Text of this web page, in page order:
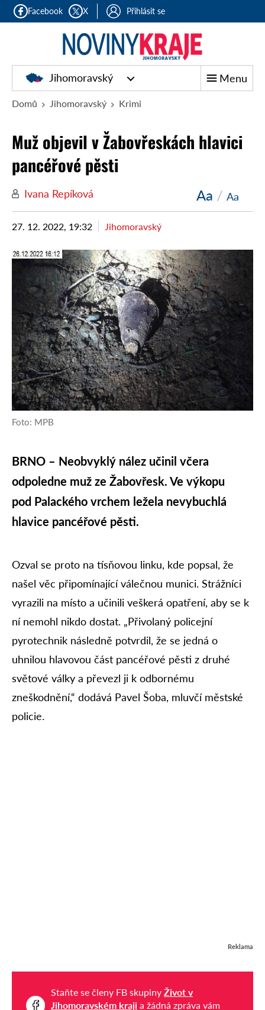
Facebook X Přihlásit se
Jihomoravský Menu
Domů Jihomoravský Krimi
Muž objevil v Žabovřeskách hlavici
pancéřové pěsti
Ivana Repíková Aa / Aa
27. 12. 2022, 19:32 Jihomoravský
Foto: MPB
BRNO – Neobvyklý nález učinil včera
odpoledne muž ze Žabovřesk. Ve výkopu
pod Palackého vrchem ležela nevybuchlá
hlavice pancéřové pěsti.
Ozval se proto na tísňovou linku, kde popsal, že
našel věc připomínající válečnou munici. Strážníci
vyrazili na místo a učinili veškerá opatření, aby se k
ní nemohl nikdo dostat. „Přivolaný policejní
pyrotechnik následně potvrdil, že se jedná o
uhnilou hlavovou část pancéřové pěsti z druhé
světové války a převezl ji k odbornému
zneškodnění,“ dodává Pavel Šoba, mluvčí městské
policie.
Reklama
Staňte se členy FB skupiny Život v
Jihomoravském kraji a žádná zpráva vám